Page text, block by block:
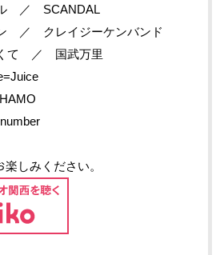
ル ／ SCANDAL
／ クレイジーケンバンド
て ／ 国武万里
しみください。